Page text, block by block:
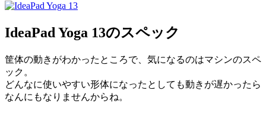
IdeaPad Yoga 13のスペック
筐体の動きがわかったところで、気になるのはマシンのスペ
ック。
どんなに使いやすい形体になったとしても動きが遅かったら
なんにもなりませんからね。